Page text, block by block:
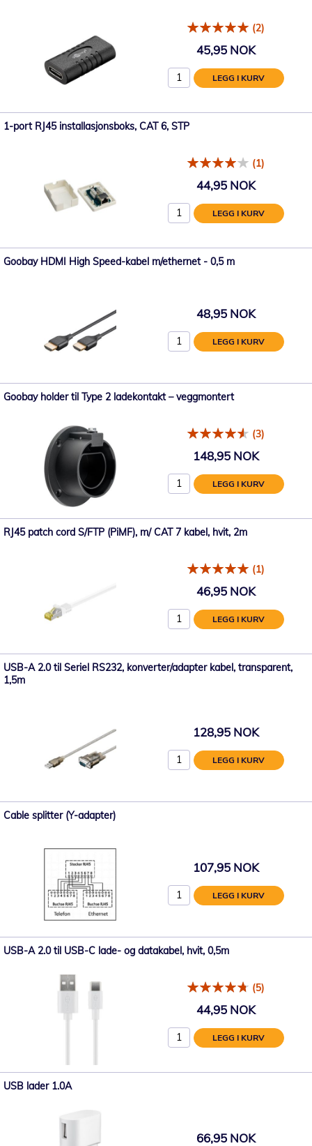
(2)
45,95 NOK
LEGG I KURV
1-port RJ45 installasjonsboks, CAT 6, STP
(1)
44,95 NOK
LEGG I KURV
Goobay HDMI High Speed-kabel m/ethernet - 0,5 m
48,95 NOK
LEGG I KURV
Goobay holder til Type 2 ladekontakt – veggmontert
(3)
148,95 NOK
LEGG I KURV
RJ45 patch cord S/FTP (PiMF), m/ CAT 7 kabel, hvit, 2m
(1)
46,95 NOK
LEGG I KURV
USB-A 2.0 til Seriel RS232, konverter/adapter kabel, transparent,
1,5m
128,95 NOK
LEGG I KURV
Cable splitter (Y-adapter)
107,95 NOK
LEGG I KURV
USB-A 2.0 til USB-C lade- og datakabel, hvit, 0,5m
(5)
44,95 NOK
LEGG I KURV
USB lader 1.0A
66,95 NOK